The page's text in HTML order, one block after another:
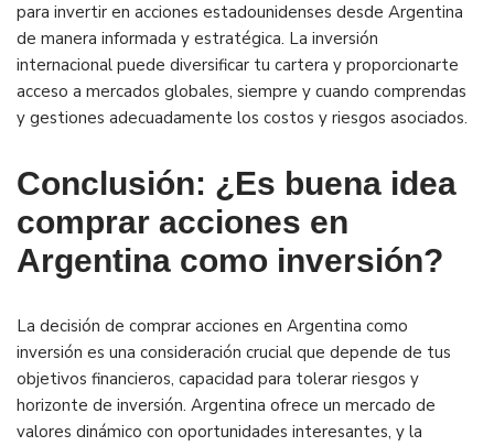
para invertir en acciones estadounidenses desde Argentina
de manera informada y estratégica. La inversión
internacional puede diversificar tu cartera y proporcionarte
acceso a mercados globales, siempre y cuando comprendas
y gestiones adecuadamente los costos y riesgos asociados.
Conclusión: ¿Es buena idea
comprar acciones en
Argentina como inversión?
La decisión de comprar acciones en Argentina como
inversión es una consideración crucial que depende de tus
objetivos financieros, capacidad para tolerar riesgos y
horizonte de inversión. Argentina ofrece un mercado de
valores dinámico con oportunidades interesantes, y la